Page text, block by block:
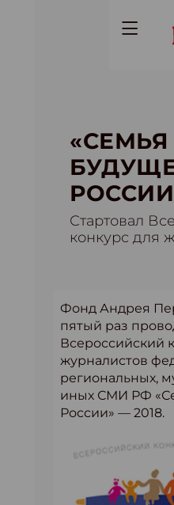
«СЕМЬЯ
Стартовал
конкурс для
Фонд Андрея
пятый раз
Всероссийский
журналистов
региональных,
иных СМИ РФ
России» — 2018.